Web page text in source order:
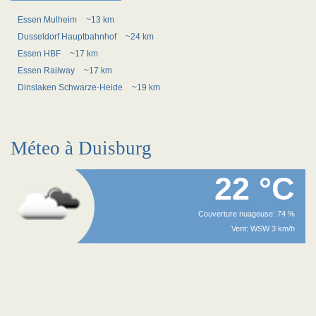
Essen Mulheim
~13 km
Dusseldorf Hauptbahnhof
~24 km
Essen HBF
~17 km
Essen Railway
~17 km
Dinslaken Schwarze-Heide
~19 km
Méteo à Duisburg
22 °C
Couverture nuageuse: 74 %
Vent: WSW 3 km/h